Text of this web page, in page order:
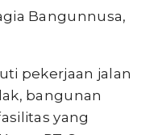
Bangunnusa,
pekerjaan jalan
bangunan
yang